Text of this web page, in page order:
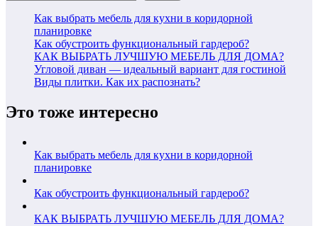
Как выбрать мебель для кухни в коридорной
планировке
Как обустроить функциональный гардероб?
КАК ВЫБРАТЬ ЛУЧШУЮ МЕБЕЛЬ ДЛЯ ДОМА?
Угловой диван — идеальный вариант для гостиной
Виды плитки. Как их распознать?
Это тоже интересно
Как выбрать мебель для кухни в коридорной
планировке
Как обустроить функциональный гардероб?
КАК ВЫБРАТЬ ЛУЧШУЮ МЕБЕЛЬ ДЛЯ ДОМА?